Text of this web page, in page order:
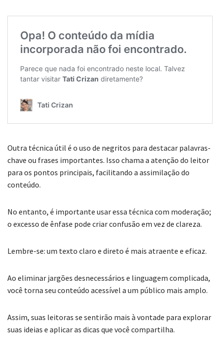
Outra técnica útil é o uso de negritos para destacar palavras-
chave ou frases importantes. Isso chama a atenção do leitor
para os pontos principais, facilitando a assimilação do
conteúdo.
No entanto, é importante usar essa técnica com moderação;
o excesso de ênfase pode criar confusão em vez de clareza.
Lembre-se: um texto claro e direto é mais atraente e eficaz.
Ao eliminar jargões desnecessários e linguagem complicada,
você torna seu conteúdo acessível a um público mais amplo.
Assim, suas leitoras se sentirão mais à vontade para explorar
suas ideias e aplicar as dicas que você compartilha.